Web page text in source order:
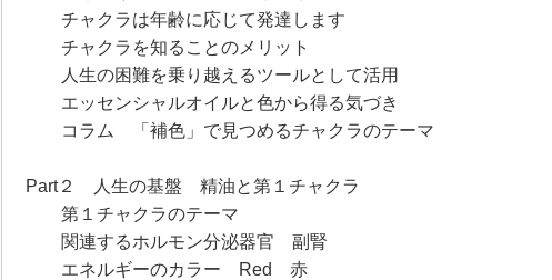
チャクラは年齢に応じて発達します
チャクラを知ることのメリット
人生の困難を乗り越えるツールとして活用
エッセンシャルオイルと色から得る気づき
コラム 「補色」で見つめるチャクラのテーマ
Part２ 人生の基盤 精油と第１チャクラ
第１チャクラのテーマ
関連するホルモン分泌器官 副腎
エネルギーのカラー Red 赤